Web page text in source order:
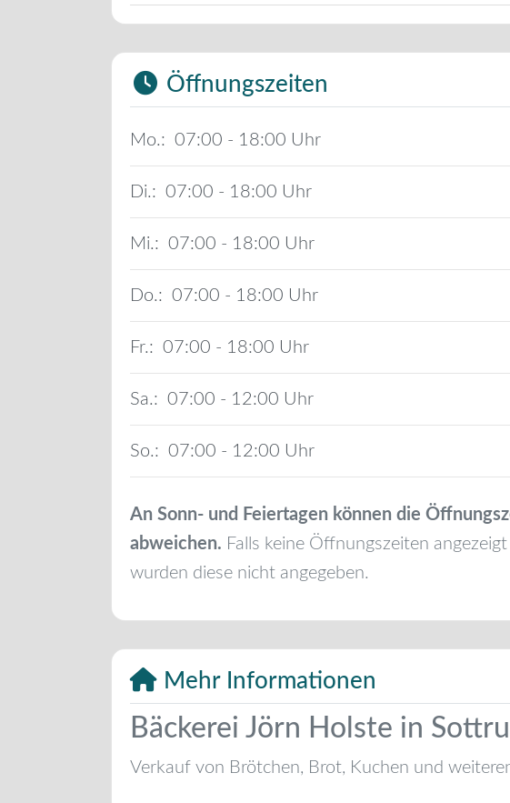
Öffnungszeiten
Mo.: 07:00 - 18:00
Di.: 07:00 - 18:00
Mi.: 07:00 - 18:00
Do.: 07:00 - 18:00
Fr.: 07:00 - 18:00
Sa.: 07:00 - 12:00
So.: 07:00 - 12:00
An Sonn- und Feiertagen können die
abweichen. Falls keine Öffnungszeiten
wurden diese nicht angegeben.
Mehr Informationen
Bäckerei Jörn Holste in
Verkauf von Brötchen, Brot, Kuchen und